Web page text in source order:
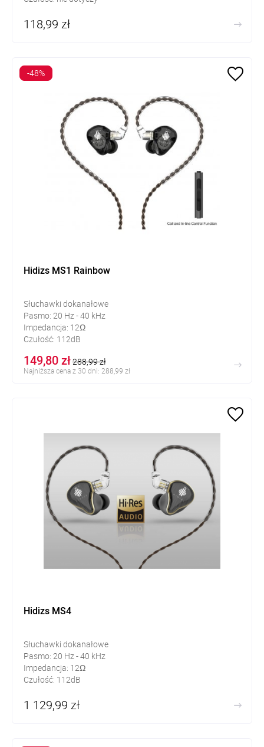
118,99 zł
Hidizs MS1 Rainbow
Słuchawki dokanałowe
Pasmo: 20 Hz - 40 kHz
Impedancja: 12Ω
Czułość: 112dB
149,80 zł288,99 zł
Najniższa cena z 30 dni: 288,99 zł
-48%
Hidizs MS4
Słuchawki dokanałowe
Pasmo: 20 Hz - 40 kHz
Impedancja: 12Ω
Czułość: 112dB
1 129,99 zł